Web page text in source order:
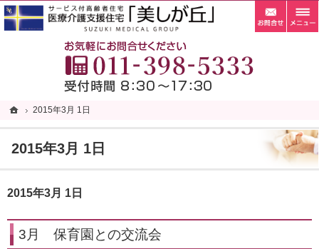
ホーム
2015年3月 1日
2015年3月 1日
札幌市清田区の老人ホーム・サービス付き高齢者向け住宅・サ高住なら当施設へ。
札幌市清田区の老人ホーム・サービス付き高齢者向け住宅・サ高住なら自家菜園がある「
2015年3月 1日
3月 保育園との交流会
お
ホーム
2015年3月 1日